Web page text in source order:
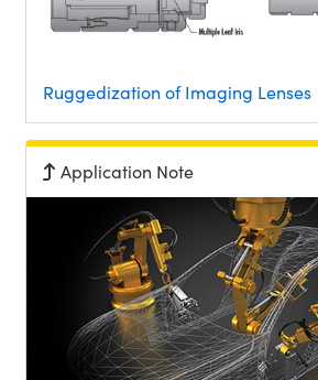
Ruggedization of Imaging Lenses
Application Note